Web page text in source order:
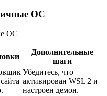
ОС
Дополнительные
шаги
Убедитесь, что
активирован WSL 2 и
настроен демон.